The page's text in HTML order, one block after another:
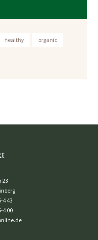
healthy organic
23
4 43
4 00